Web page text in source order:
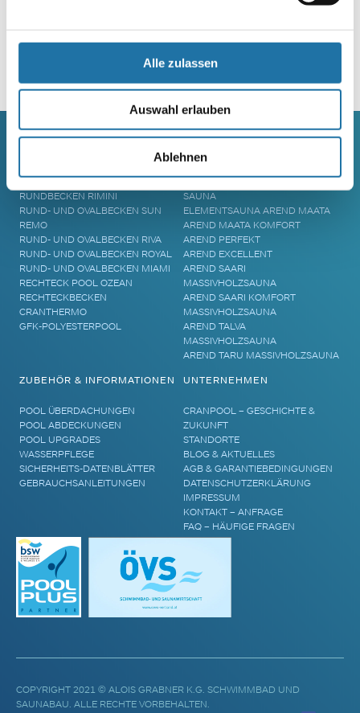
Alle zulassen
Auswahl erlauben
Ablehnen
RUNDBECKEN RIMINI
RUND- UND OVALBECKEN SUN
REMO
RUND- UND OVALBECKEN RIVA
RUND- UND OVALBECKEN ROYAL
RUND- UND OVALBECKEN MIAMI
RECHTECK POOL OZEAN
RECHTECKBECKEN
CRANTHERMO
GFK-POLYESTERPOOL
SAUNA
SAUNA
ELEMENTSAUNA AREND MAATA
AREND MAATA KOMFORT
AREND PERFEKT
AREND EXCELLENT
AREND SAARI
MASSIVHOLZSAUNA
AREND SAARI KOMFORT
MASSIVHOLZSAUNA
AREND TALVA
MASSIVHOLZSAUNA
AREND TARU MASSIVHOLZSAUNA
ZUBEHÖR & INFORMATIONEN
POOL ÜBERDACHUNGEN
POOL ABDECKUNGEN
POOL UPGRADES
WASSERPFLEGE
SICHERHEITS-DATENBLÄTTER
GEBRAUCHSANLEITUNGEN
UNTERNEHMEN
CRANPOOL – GESCHICHTE &
ZUKUNFT
STANDORTE
BLOG & AKTUELLES
AGB & GARANTIEBEDINGUNGEN
DATENSCHUTZERKLÄRUNG
IMPRESSUM
KONTAKT – ANFRAGE
FAQ – HÄUFIGE FRAGEN
COPYRIGHT 2021 © ALOIS GRABNER K.G. SCHWIMMBAD UND
SAUNABAU. ALLE RECHTE VORBEHALTEN.